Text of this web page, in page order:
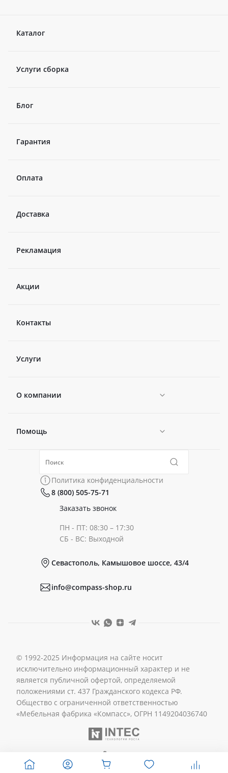
Каталог
Услуги сборка
Блог
Гарантия
Оплата
Доставка
Рекламация
Акции
Контакты
Услуги
О компании
Новости
Политика конфиденциальности
Помощь
Коллекции
Политика конфиденциальности
8 (800) 505-75-71
Заказать звонок
ПН - ПТ: 08:30 – 17:30
СБ - ВС: Выходной
Севастополь, Камышовое шоссе, 43/4
info@compass-shop.ru
© 1992-2025 Информация на сайте носит
исключительно информационный характер и не
является публичной офертой, определяемой
положениями ст. 437 Гражданского кодекса РФ.
Общество с ограниченной ответственностью
«Мебельная фабрика «Компасс», ОГРН 1149204036740